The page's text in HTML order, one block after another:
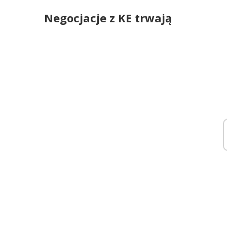
Negocjacje z KE trwają